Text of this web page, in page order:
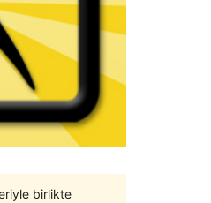
birlikte